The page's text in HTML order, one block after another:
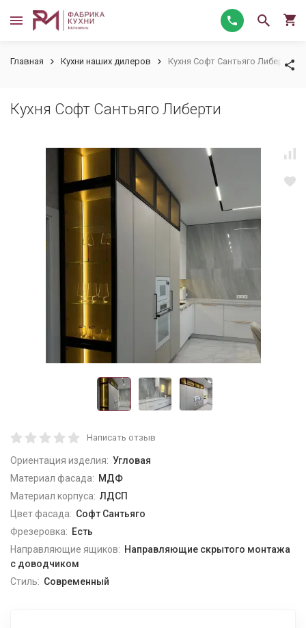
Главная Кухни наших дилеров Кухня Софт Сантьяго Либерти
Кухня Софт Сантьяго Либерти
Написать отзыв
Ориентация изделия: Угловая
Материал фасада: МДФ
Материал корпуса: ЛДСП
Цвет фасада: Софт Сантьяго
Фрезеровка: Есть
Направляющие ящиков: Направляющие скрытого монтажа
с доводчиком
Стиль: Современный